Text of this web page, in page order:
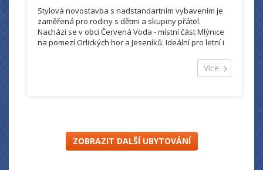
Stylová novostavba s nadstandartním vybavením je
zaměřená pro rodiny s dětmi a skupiny přátel.
Nachází se v obci Červená Voda - místní část Mlýnice
na pomezí Orlických hor a Jeseníků. Ideální pro letní i
V blízkosti se nachází spousta atrakcí a zajímavých
výletů, jako jsou např. rozhledny na Suchém Vrchu,
Více
ZOBRAZIT DALŠÍ UBYTOVÁNÍ